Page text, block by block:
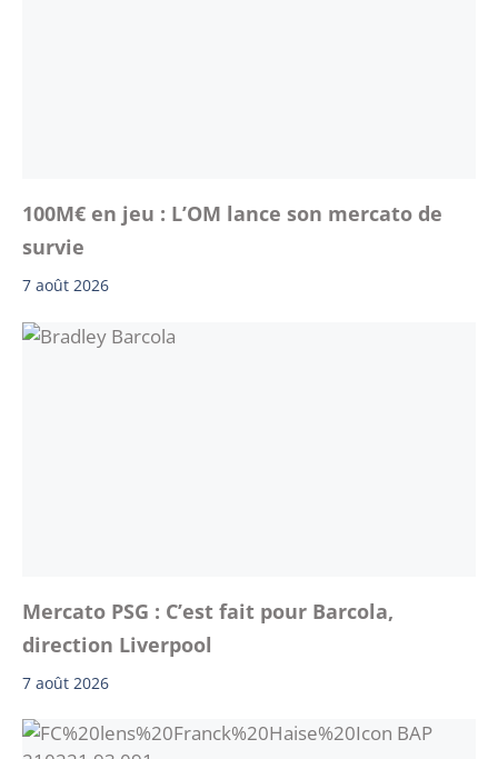
100M€ en jeu : L’OM lance son mercato de
survie
7 août 2026
Mercato PSG : C’est fait pour Barcola,
direction Liverpool
7 août 2026